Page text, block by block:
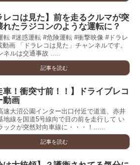
レコは見た】前を走るクルマが突
れたラジコンのような運転に？
転 #迷惑運転 #危険運転 #衝撃映像 #ドラレ
動画 「ドラレコは見た」チャンネルです。
ネルは交通事故 .....
記事を読む
車！衝突寸前！！】ドライブレコ
動画
速大沼公園インター出口付近で道道、赤井
地線を国道5号線向で目の前を走行して い
ックが突然対向車線に・・・！......
記事を読む